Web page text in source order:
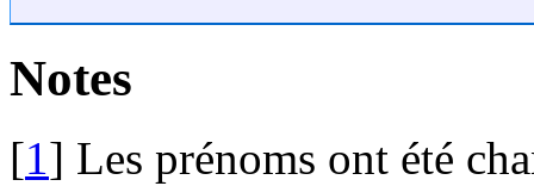
Notes
[1] Les prénoms ont été